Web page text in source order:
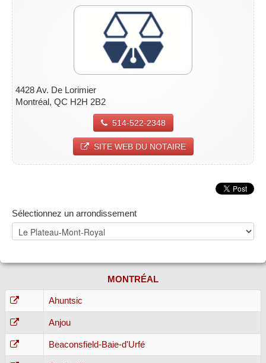
4428 Av. De Lorimier
Montréal, QC H2H 2B2
514-522-2348
SITE WEB DU NOTAIRE
Sélectionnez un arrondissement
MONTRÉAL
Ahuntsic
Anjou
Beaconsfield-Baie-d'Urfé